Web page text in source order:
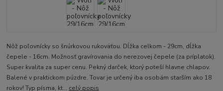
Nôž poľovnícky so šnúrkovou rukoväťou. Dĺžka celkom - 29cm, dĺžka
čepele - 16cm. Možnosť gravírovania do nerezovej čepele (za príplatok).
Super kvalita za super cenu. Pekný darček, ktorý poteší hlavne chlapov.
Balené v praktickom púzdre. Tovar je určený iba osobám starším ako 18
rokov! Typ písma, kt... celý popis